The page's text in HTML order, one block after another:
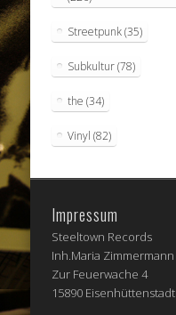
Streetpunk(35)
Subkultur(78)
the (34)
Vinyl (82)
Impressum
Steeltown Records
Inh.Maria Zimmermann
Zur Feuerwache 4
15890 Eisenhüttenstadt